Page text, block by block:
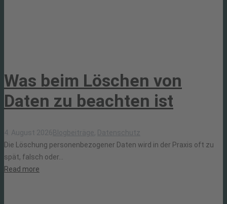
Was beim Löschen von
Daten zu beachten ist
4. August 2026 Blogbeiträge, Datenschutz
Die Löschung personenbezogener Daten wird in der Praxis oft zu
spät, falsch oder...
Read more